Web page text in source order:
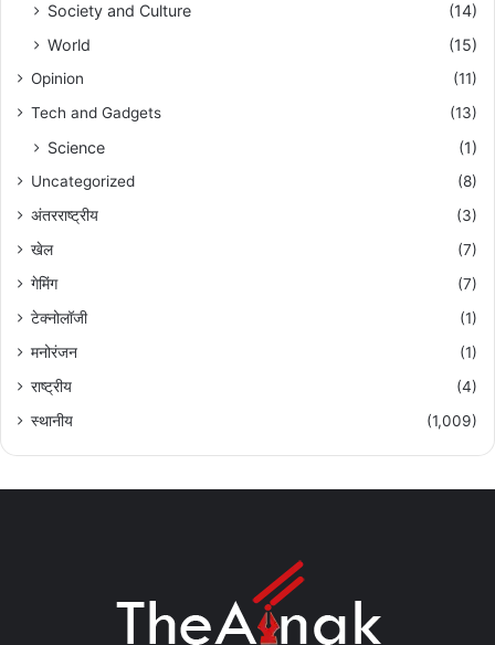
Society and Culture
(14)
World
(15)
Opinion
(11)
Tech and Gadgets
(13)
Science (1)
Uncategorized
(8)
अंतरराष्ट्रीय
(3)
खेल
(7)
गेमिंग
(7)
टेक्नोलॉजी
(1)
मनोरंजन
(1)
राष्ट्रीय
(4)
स्थानीय
(1,009)